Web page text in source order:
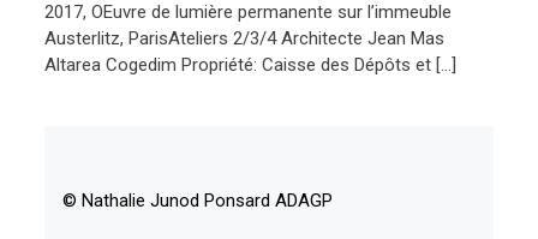
2017, OEuvre de lumière permanente sur l’immeuble
Austerlitz, ParisAteliers 2/3/4 Architecte Jean Mas
Altarea Cogedim Propriété: Caisse des Dépôts et […]
© Nathalie Junod Ponsard ADAGP